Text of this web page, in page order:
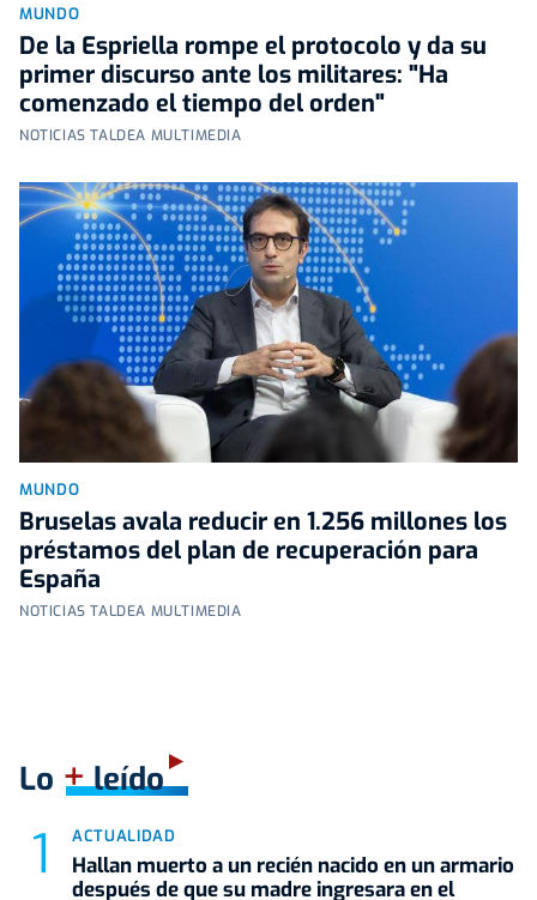
MUNDO
De la Espriella rompe el protocolo y da su
primer discurso ante los militares: "Ha
comenzado el tiempo del orden"
NOTICIAS TALDEA MULTIMEDIA
MUNDO
Bruselas avala reducir en 1.256 millones los
préstamos del plan de recuperación para
España
NOTICIAS TALDEA MULTIMEDIA
Lo +leído
ACTUALIDAD
Hallan muerto a un recién nacido en un armario
después de que su madre ingresara en el